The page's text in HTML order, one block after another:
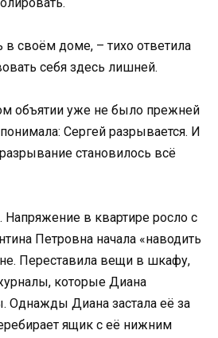
своём доме, – тихо ответила
себя здесь лишней.
объятии уже не было прежней
Сергей разрывается. И
становилось всё
в квартире росло с
Петровна начала «наводить
Переставила вещи в шкафу,
которые Диана
Однажды Диана застала её за
ящик с её нижним